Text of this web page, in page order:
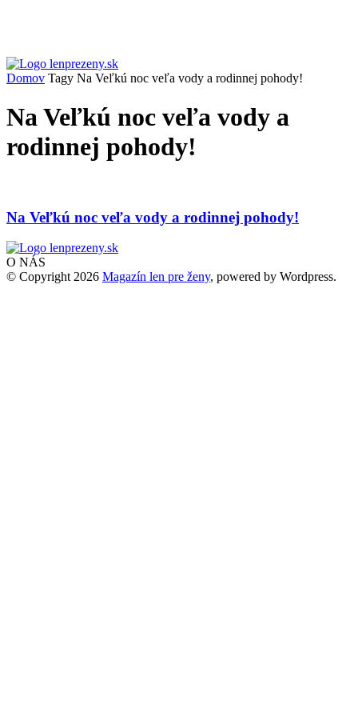
Domov Tagy Na Veľkú noc veľa vody a rodinnej pohody!
Na Veľkú noc veľa vody a
rodinnej pohody!
Na Veľkú noc veľa vody a rodinnej pohody!
O NÁS
© Copyright 2026 Magazín len pre ženy, powered by Wordpress.